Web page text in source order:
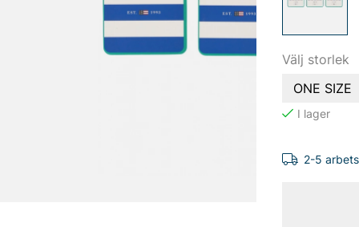
Välj storlek
ONE SIZE
2-5